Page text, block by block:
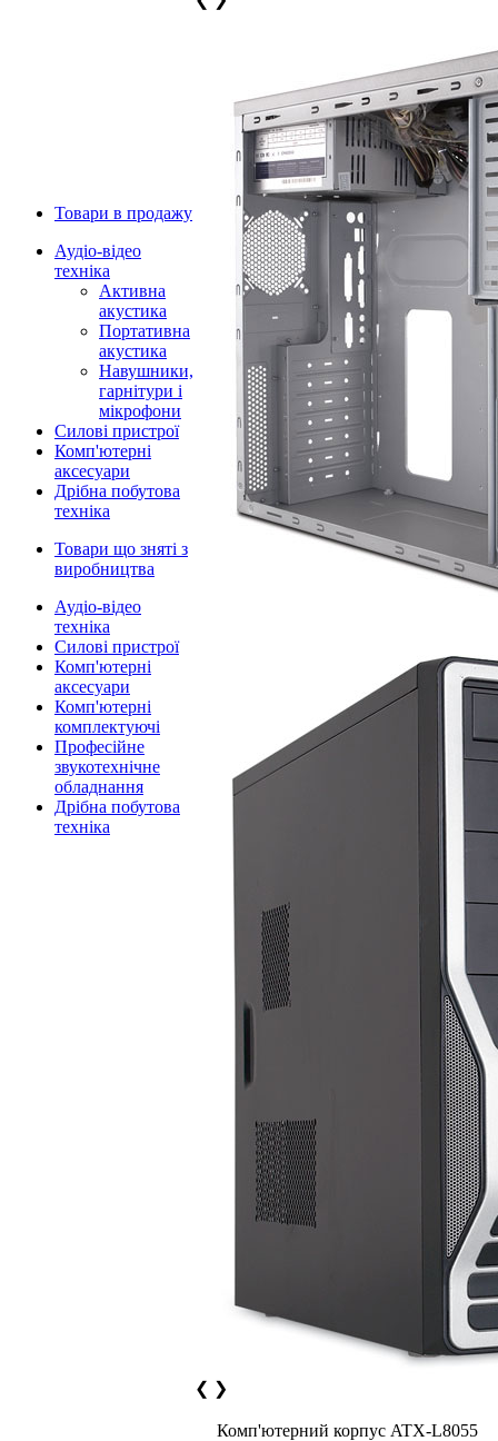
Товари в продажу
Аудіо-відео
техніка
Активна
акустика
Портативна
акустика
Навушники,
гарнітури і
мікрофони
Силові пристрої
Комп'ютерні
аксесуари
Дрібна побутова
техніка
Товари що зняті з
виробництва
Аудіо-відео
техніка
Силові пристрої
Комп'ютерні
аксесуари
Комп'ютерні
комплектуючі
Професійне
звукотехнічне
обладнання
Дрібна побутова
техніка
❮ ❯
Комп'ютерний корпус ATX-L8055